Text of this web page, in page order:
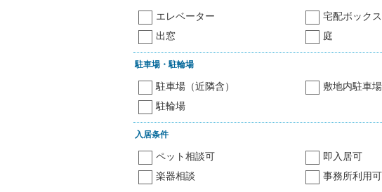
エレベーター 宅配ボックス
出窓
庭
駐車場・駐輪場
駐車場（近隣含） 敷地内駐車場
駐輪場
入居条件
ペット相談可 即入居可
楽器相談
事務所利用可